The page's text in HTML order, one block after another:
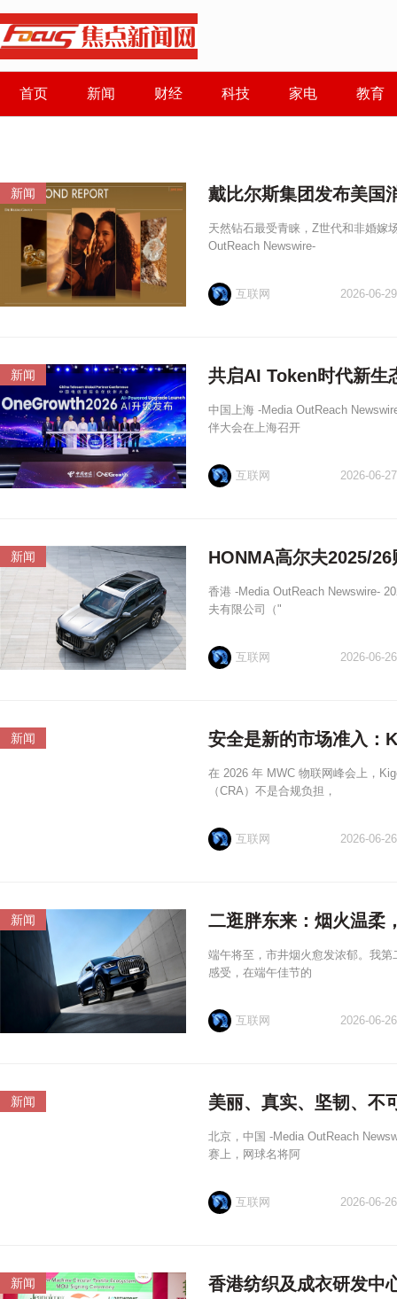
首页 新闻 财经 科技 家电 教育
新闻 戴比尔斯集团发布美国
天然钻石最受青睐，Z世代和非婚嫁
OutReach Newswire-
互联网 2026-06-29
新闻 共启AI Token时代新生
中国上海 -Media OutReach
伴大会在上海召开
互联网 2026-06-27
新闻 HONMA高尔夫2025/
香港 -Media OutReach Newswire-
夫有限公司（"
互联网 2026-06-26
新闻 安全是新的市场准入：
在 2026 年 MWC 物联网峰会上，
（CRA）不是合规负担，
互联网 2026-06-26
新闻 二逛胖东来：烟火温柔
端午将至，市井烟火愈发浓郁。我
感受，在端午佳节的
互联网 2026-06-26
新闻 美丽、真实、坚韧、不
北京，中国 -Media OutReach
赛上，网球名将阿
互联网 2026-06-26
新闻 香港纺织及成衣研发